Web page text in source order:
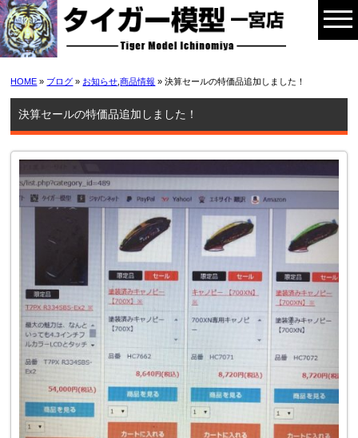
HOME » ブログ » お知らせ ,商品情報 » 決算セールの特価品追加しました！
決算セールの特価品追加しました！